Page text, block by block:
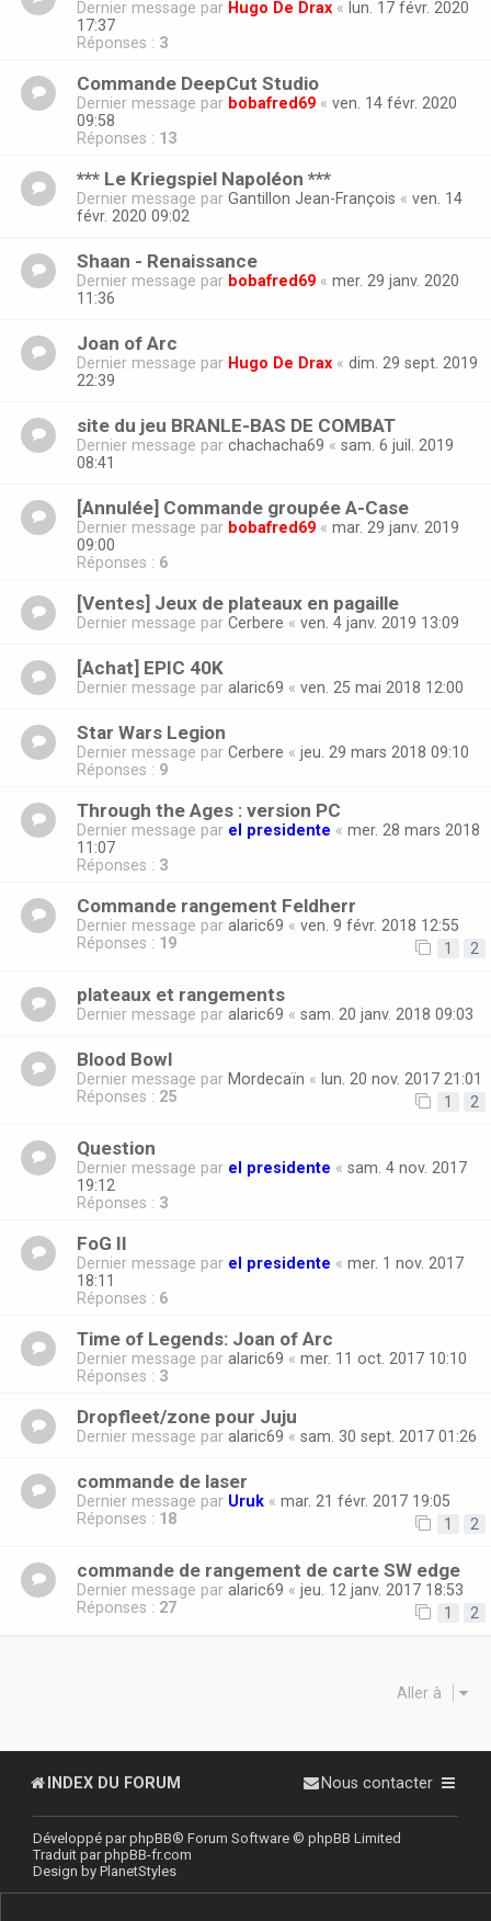
Dernier message par Hugo De Drax « lun. 17 févr. 2020
17:37
Réponses : 3
Commande DeepCut Studio
Dernier message par bobafred69 « ven. 14 févr. 2020
09:58
Réponses : 13
*** Le Kriegspiel Napoléon ***
Dernier message par Gantillon Jean-François « ven. 14
févr. 2020 09:02
Shaan - Renaissance
Dernier message par bobafred69 « mer. 29 janv. 2020
11:36
Joan of Arc
Dernier message par Hugo De Drax « dim. 29 sept. 2019
22:39
site du jeu BRANLE-BAS DE COMBAT
Dernier message par chachacha69 « sam. 6 juil. 2019
08:41
[Annulée] Commande groupée A-Case
Dernier message par bobafred69 « mar. 29 janv. 2019
09:00
Réponses : 6
[Ventes] Jeux de plateaux en pagaille
Dernier message par Cerbere « ven. 4 janv. 2019 13:09
[Achat] EPIC 40K
Dernier message par alaric69 « ven. 25 mai 2018 12:00
Star Wars Legion
Dernier message par Cerbere « jeu. 29 mars 2018 09:10
Réponses : 9
Through the Ages : version PC
Dernier message par el presidente « mer. 28 mars 2018
11:07
Réponses : 3
Commande rangement Feldherr
Dernier message par alaric69 « ven. 9 févr. 2018 12:55
Réponses : 19 1 2
plateaux et rangements
Dernier message par alaric69 « sam. 20 janv. 2018 09:03
Blood Bowl
Dernier message par Mordecaïn « lun. 20 nov. 2017 21:01
Réponses : 25 1 2
Question
Dernier message par el presidente « sam. 4 nov. 2017
19:12
Réponses : 3
FoG II
Dernier message par el presidente « mer. 1 nov. 2017
18:11
Réponses : 6
Time of Legends: Joan of Arc
Dernier message par alaric69 « mer. 11 oct. 2017 10:10
Réponses : 3
Dropfleet/zone pour Juju
Dernier message par alaric69 « sam. 30 sept. 2017 01:26
commande de laser
Dernier message par Uruk « mar. 21 févr. 2017 19:05
Réponses : 18 1 2
commande de rangement de carte SW edge
Dernier message par alaric69 « jeu. 12 janv. 2017 18:53
Réponses : 27 1 2
Aller à
INDEX DU FORUM Nous contacter
Développé parphpBB® Forum Software © phpBB Limited
Traduit parphpBB-fr.com
Design by PlanetStyles